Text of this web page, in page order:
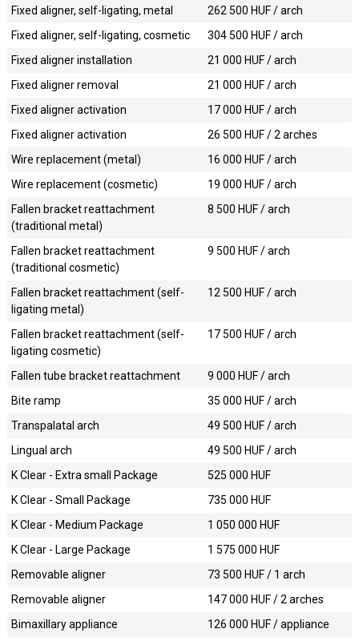
262 500 HUF / arch
Fixed aligner, self-ligating, metal
304 500 HUF / arch
Fixed aligner, self-ligating, cosmetic
21 000 HUF / arch
Fixed aligner installation
21 000 HUF / arch
Fixed aligner removal
17 000 HUF / arch
Fixed aligner activation
26 500 HUF / 2 arches
Fixed aligner activation
16 000 HUF / arch
Wire replacement (metal)
19 000 HUF / arch
Wire replacement (cosmetic)
8 500 HUF / arch
Fallen bracket reattachment
(traditional metal)
9 500 HUF / arch
Fallen bracket reattachment
(traditional cosmetic)
12 500 HUF / arch
Fallen bracket reattachment (self-
ligating metal)
17 500 HUF / arch
Fallen bracket reattachment (self-
ligating cosmetic)
9 000 HUF / arch
Fallen tube bracket reattachment
35 000 HUF / arch
Bite ramp
49 500 HUF / arch
Transpalatal arch
49 500 HUF / arch
Lingual arch
525 000 HUF
K Clear - Extra small Package
735 000 HUF
K Clear - Small Package
1 050 000 HUF
K Clear - Medium Package
1 575 000 HUF
K Clear - Large Package
73 500 HUF / 1 arch
Removable aligner
147 000 HUF / 2 arches
Removable aligner
126 000 HUF / appliance
Bimaxillary appliance